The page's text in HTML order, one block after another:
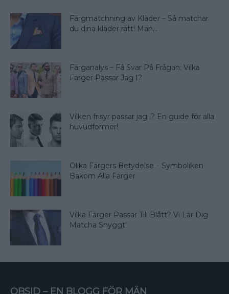
Färgmatchning av Kläder – Så matchar
du dina kläder rätt! Man...
Färganalys – Få Svar På Frågan: Vilka
Färger Passar Jag I?
Vilken frisyr passar jag i? En guide för alla
huvudformer!
Olika Färgers Betydelse – Symboliken
Bakom Alla Färger
Vilka Färger Passar Till Blått? Vi Lär Dig
Matcha Snyggt!
OBSID – EN BLOGG FÖR MÄN